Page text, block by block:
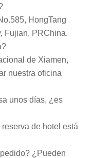
HongTang
Fujian, PRChina.
de Xiamen,
nuestra oficina
unos días, ¿es
de hotel está
¿Pueden